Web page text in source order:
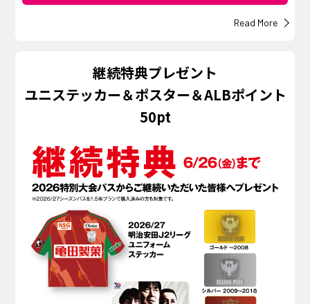
Read More
継続特典プレゼント
ユニステッカー＆ポスター＆ALBポイント
50pt